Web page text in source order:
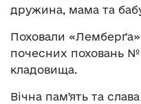
дружина, мама та
Поховали «Лемберґа»
почесних поховань №
кладовища.
Вічна памʼять та